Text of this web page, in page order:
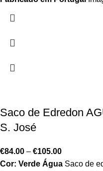
Saco de Edredon
S. José
€84.00 – €105.00
Cor: Verde Água Saco de